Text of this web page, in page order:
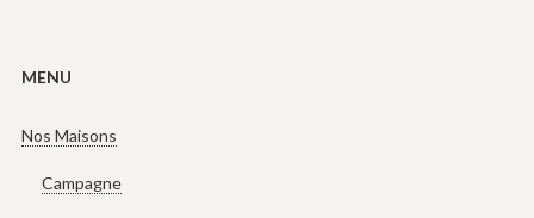
MENU
Nos Maisons
Campagne